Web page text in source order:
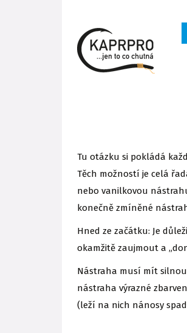
Tu otázku si pokládá
Těch možností je celá
nebo vanilkovou
konečně zmíněné
Hned ze začátku: Je
okamžitě zaujmout a
Nástraha musí mít
nástraha výrazné
(leží na nich nánosy